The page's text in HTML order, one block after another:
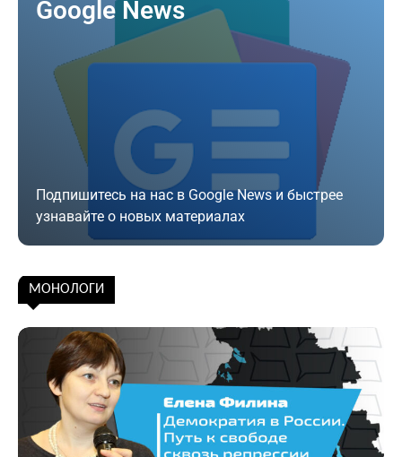
Google News
Подпишитесь на нас в Google News и быстрее
узнавайте о новых материалах
Подписаться
МОНОЛОГИ